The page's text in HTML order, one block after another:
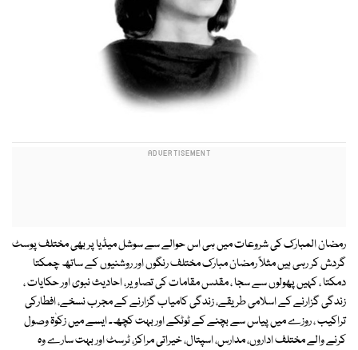
رمضان المبارک کی شروعات میں ہی اس حوالے سے سوشل میڈیا پر بھی مختلف پوسٹ
گردش کر رہی ہیں مثلاً رمضان مبارک مختلف رنگوں اور روشنیوں کے ساتھ چمکتا
دمکتا ، کہیں پھولوں سے سجا ، مقدس مقامات کی تصاویر، احادیث نبوی اور حکایات ،
زندگی گزارنے کے اسلامی طریقے، زندگی کامیاب گزارنے کے مجرب نسخے، افطارکی
تراکیب ، روزے میں پیاس سے بچنے کے ٹوٹکے اور بہت کچھ۔ ایسے میں زکوٰۃ وصول
کرنے والے مختلف اداروں، مدارس، اسپتال، خیراتی مراکز، ٹرسٹ اور بہت سارے وہ